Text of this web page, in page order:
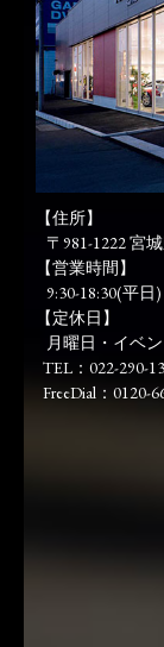
【住所】
〒981-1222 宮
【営業時間】
9:30-18:30(平日
【定休日】
月曜日・イベ
TEL：022-290-
FreeDial：0120-